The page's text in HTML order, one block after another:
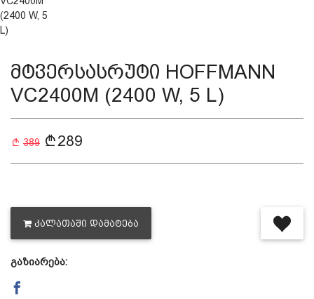
პოლიტიკა
მტვერსასრუტი HOFFMANN
VC2400M (2400 W, 5 L)
389 289
ᲙᲐᲚᲐᲗᲐᲨᲘ ᲓᲐᲛᲐᲢᲔᲑᲐ
გაზიარება: